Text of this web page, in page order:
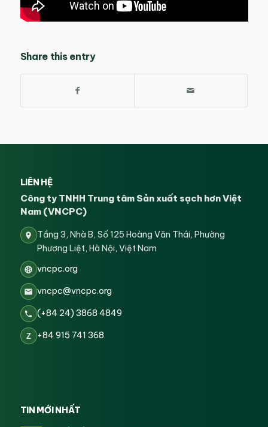
Share this entry
LIÊN HỆ
Công ty TNHH Trung tâm Sản xuất sạch hơn Việt
Nam (VNCPC)
Tầng 3, Nhà B, Số 125 Hoàng Văn Thái, Phường
Phương Liệt, Hà Nội, Việt Nam
vncpc.org
vncpc@vncpc.org
(+84 24) 3868 4849
Z +84 915 741 368
TIN MỚI NHẤT